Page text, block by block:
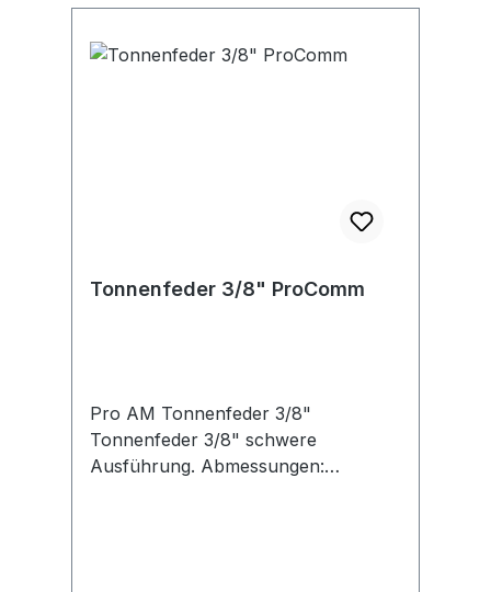
Tonnenfeder 3/8" ProComm
Pro AM Tonnenfeder 3/8"
Tonnenfeder 3/8" schwere
Ausführung. Abmessungen: